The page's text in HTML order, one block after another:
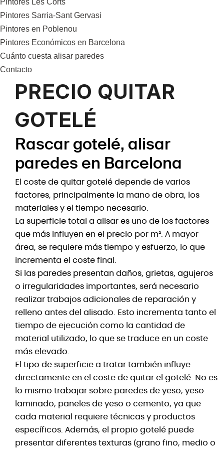
Pintores Les Corts
Pintores Sarria-Sant Gervasi
Pintores en Poblenou
Pintores Económicos en Barcelona
Cuánto cuesta alisar paredes
Contacto
PRECIO QUITAR
GOTELÉ
Rascar gotelé, alisar
paredes en Barcelona
El coste de quitar gotelé depende de varios
factores, principalmente la mano de obra, los
materiales y el tiempo necesario.
La superficie total a alisar es uno de los factores
que más influyen en el precio por m². A mayor
área, se requiere más tiempo y esfuerzo, lo que
incrementa el coste final.
Si las paredes presentan daños, grietas, agujeros
o irregularidades importantes, será necesario
realizar trabajos adicionales de reparación y
relleno antes del alisado. Esto incrementa tanto el
tiempo de ejecución como la cantidad de
material utilizado, lo que se traduce en un coste
más elevado.
El tipo de superficie a tratar también influye
directamente en el coste de quitar el gotelé. No es
lo mismo trabajar sobre paredes de yeso, yeso
laminado, paneles de yeso o cemento, ya que
cada material requiere técnicas y productos
específicos. Además, el propio gotelé puede
presentar diferentes texturas (grano fino, medio o